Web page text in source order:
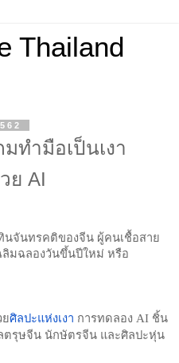
Thailand
ทำมือเป็นเงา
ย AI
นจันทรคติของจีน ผู้คนเชื้อสาย
ลิมฉลองวันขึ้นปีใหม่ หรือ
ยศิลปะแห่งเงา การทดลอง AI ชิ้น
ตรุษจีน นักษัตรจีน และศิลปะหุ่น